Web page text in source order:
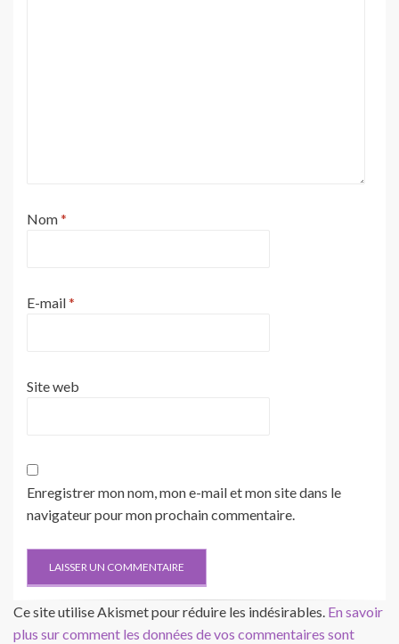
Nom*
E-mail*
Site web
Enregistrer mon nom, mon e-mail et mon site dans le
navigateur pour mon prochain commentaire.
Ce site utilise Akismet pour réduire les indésirables. En savoir
plus sur comment les données de vos commentaires sont